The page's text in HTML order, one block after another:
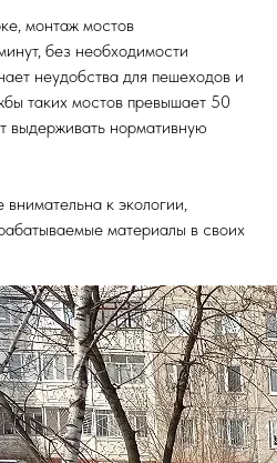
монтаж мостов
без необходимости
неудобства для пешеходов и
таких мостов превышает 50
выдерживать нормативную
к экологии,
материалы в своих